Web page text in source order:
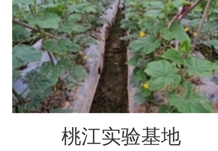
桃江实验基地